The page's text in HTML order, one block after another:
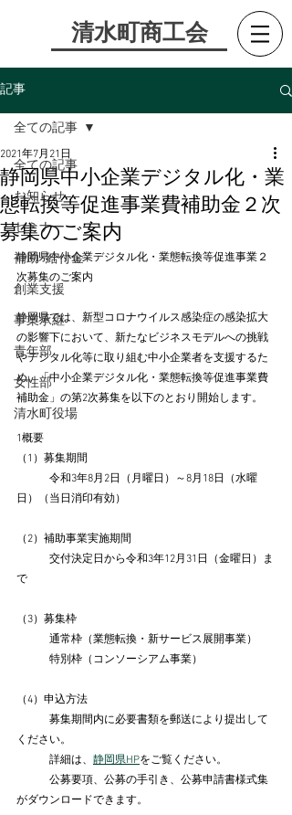
​清水町商工会
記事
全ての記事
お知らせ
セミナー
補助･給付金
創業支援
事業承継
青年部
女性部
清水町役場
全ての記事
静岡県中小企業デジタル化・業
態転換等促進事業費補助金２次
募集のご案内
2021年7月21日
静岡県中小企業デジタル化・業態転換等促進事業２
次募集のご案内
静岡県では、新型コロナウイルス感染症の感染拡大
の影響下において、新たなビジネスモデルへの挑戦
やデジタル化等に取り組む中小企業者を支援するた
め、「中小企業デジタル化・業態転換等促進事業費
補助金」の第2次募集を以下のとおり開始します。
1概要
（1）募集期間
令和3年8月2日（月曜日）～8月18日（水曜
日）（当日消印有効）
（2）補助事業実施期間
交付決定日から令和3年12月31日（金曜日）ま
で
（3）募集枠
通常枠（業態転換・新サービス展開事業）
特別枠（コンソーシアム事業）
（4）申込方法
募集期間内に必要書類を郵送により提出して
ください。
詳細は、 静岡県HPをご覧ください。
公募要項、公募の手引き、公募申請書様式集
がダウンロードできます。